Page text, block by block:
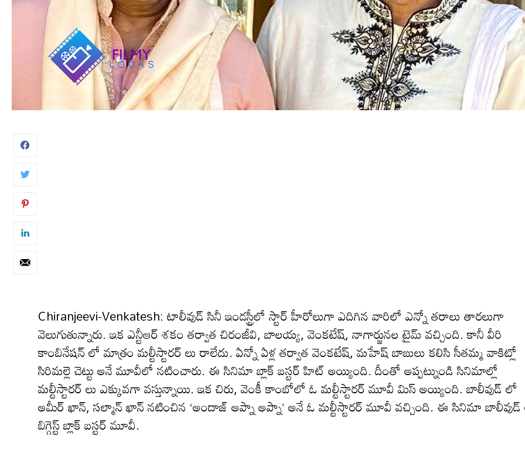
Chiranjeevi-Venkatesh: టాలీవుడ్ సినీ ఇండస్ట్రీలో స్టార్ హీరోలుగా ఎదిగిన వారిలో ఎన్నో తరాలు తారలుగా
వెలుగుతున్నారు. ఇక ఎన్టీఆర్ శకం తర్వాత చిరంజీవి, బాలయ్య, వెంకటేష్, నాగార్జునల టైమ్ వచ్చింది. కానీ వీరి
కాంబినేషన్ లో మాత్రం మల్టీస్టారర్ లు రాలేదు. ఏన్నో ఏళ్ల తర్వాత వెంకటేష్, మహేష్ బాబులు కలిసి సీతమ్మ వాకిట్లో
సిరిమల్లె చెట్టు అనే మూవీలో నటించారు. ఈ సినిమా బ్లాక్ బస్టర్ హిట్ అయ్యింది. దీంతో అప్పట్నుండి సినిమాల్లో
మల్టీస్టారర్ లు ఎక్కువగా వస్తున్నాయి. ఇక చిరు, వెంకీ కాంబోలో ఓ మల్టీస్టారర్ మూవీ మిస్ అయ్యింది. బాలీవుడ్ లో
అమీర్ ఖాన్, సల్మాన్ ఖాన్ నటించిన ‘అందాజ్ అప్నా అప్నా’ అనే ఓ మల్టీస్టారర్ మూవీ వచ్చింది. ఈ సినిమా
బిగ్గెస్ట్ బ్లాక్ బస్టర్ మూవీ.